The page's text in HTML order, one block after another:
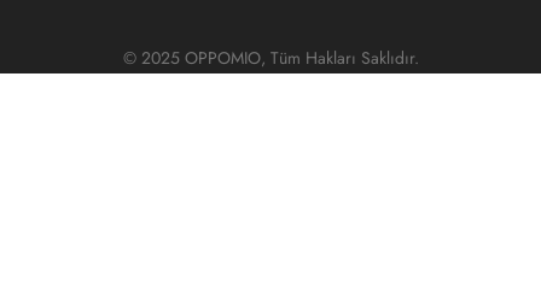
© 2025 OPPOMIO, Tüm Hakları Saklıdır.